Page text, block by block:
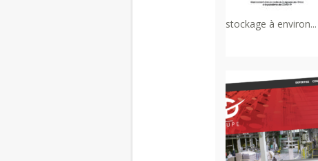
stockage à environ...